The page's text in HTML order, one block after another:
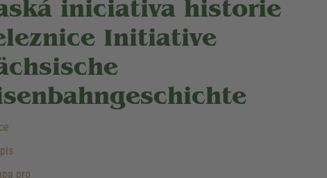
iniciativa historie
Initiative
pro